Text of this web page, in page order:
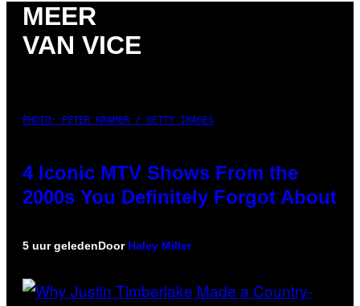
MEER
VAN VICE
PHOTO: PETER KRAMER / GETTY IMAGES
4 Iconic MTV Shows From the
2000s You Definitely Forgot About
5 uur geledenDoor Haley Miller